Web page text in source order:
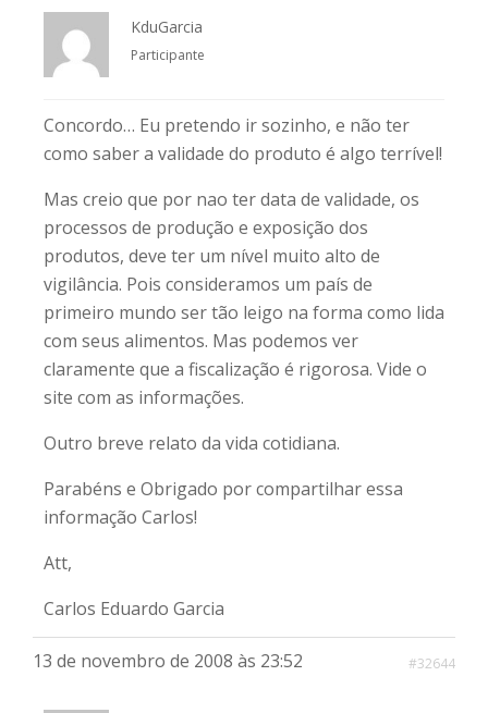
KduGarcia
Participante
Concordo… Eu pretendo ir sozinho, e não ter
como saber a validade do produto é algo terrível!
Mas creio que por nao ter data de validade, os
processos de produção e exposição dos
produtos, deve ter um nível muito alto de
vigilância. Pois consideramos um país de
primeiro mundo ser tão leigo na forma como lida
com seus alimentos. Mas podemos ver
claramente que a fiscalização é rigorosa. Vide o
site com as informações.
Outro breve relato da vida cotidiana.
Parabéns e Obrigado por compartilhar essa
informação Carlos!
Att,
Carlos Eduardo Garcia
13 de novembro de 2008 às 23:52 #32644